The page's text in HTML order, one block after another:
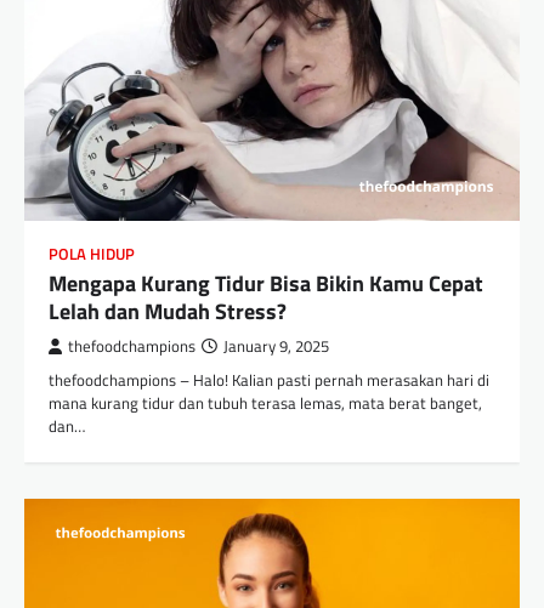
POLA HIDUP
Mengapa Kurang Tidur Bisa Bikin Kamu Cepat
Lelah dan Mudah Stress?
thefoodchampions January 9, 2025
thefoodchampions – Halo! Kalian pasti pernah merasakan hari di
mana kurang tidur dan tubuh terasa lemas, mata berat banget,
dan…